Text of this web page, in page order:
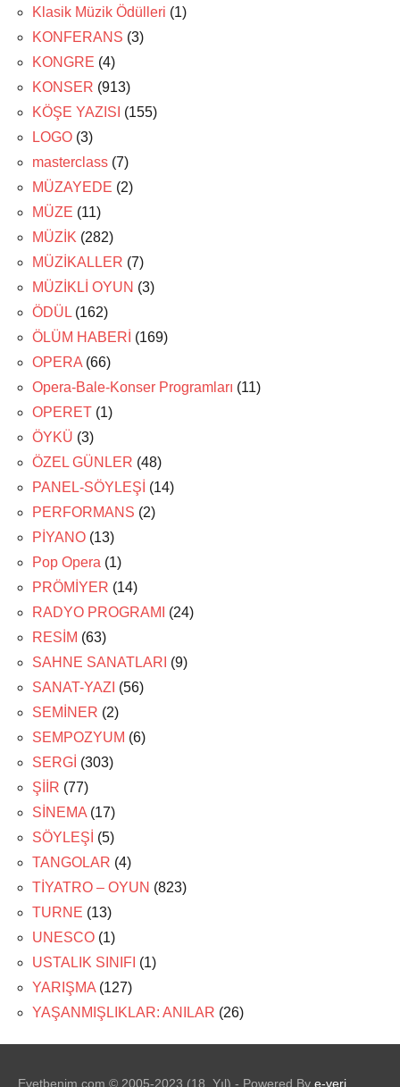
Klasik Müzik Ödülleri (1)
KONFERANS (3)
KONGRE (4)
KONSER (913)
KÖŞE YAZISI (155)
LOGO (3)
masterclass (7)
MÜZAYEDE (2)
MÜZE (11)
MÜZİK (282)
MÜZİKALLER (7)
MÜZİKLİ OYUN (3)
ÖDÜL (162)
ÖLÜM HABERİ (169)
OPERA (66)
Opera-Bale-Konser Programları (11)
OPERET (1)
ÖYKÜ (3)
ÖZEL GÜNLER (48)
PANEL-SÖYLEŞİ (14)
PERFORMANS (2)
PİYANO (13)
Pop Opera (1)
PRÖMİYER (14)
RADYO PROGRAMI
(24)
RESİM (63)
SAHNE SANATLARI (9)
SANAT-YAZI (56)
SEMİNER (2)
SEMPOZYUM (6)
SERGİ (303)
ŞİİR (77)
SİNEMA (17)
SÖYLEŞİ (5)
TANGOLAR (4)
TİYATRO – OYUN (823)
TURNE (13)
UNESCO (1)
USTALIK SINIFI (1)
YARIŞMA (127)
YAŞANMIŞLIKLAR: ANILAR (26)
Evetbenim.com © 2005-2023 (18. Yıl) - Powered By e-veri